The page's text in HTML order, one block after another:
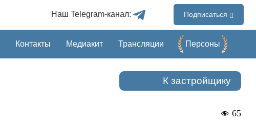
Наш Telegram-канал: Подписаться
Контакты Медиакит Трансляции Перcоны
К застройщику
65